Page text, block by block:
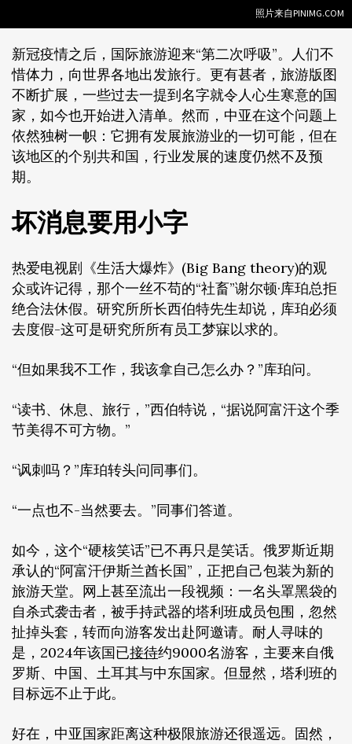
照片来自PINIMG.COM
新冠疫情之后，国际旅游迎来“第二次呼吸”。人们不
惜体力，向世界各地出发旅行。更有甚者，旅游版图
不断扩展，一些过去一提到名字就令人心生寒意的国
家，如今也开始进入清单。然而，中亚在这个问题上
依然独树一帜：它拥有发展旅游业的一切可能，但在
该地区的个别共和国，行业发展的速度仍然不及预
期。
坏消息要用小字
热爱电视剧《生活大爆炸》(Big Bang theory)的观
众或许记得，那个一丝不苟的“社畜”谢尔顿·库珀总拒
绝合法休假。研究所所长西伯特先生却说，库珀必须
去度假-这可是研究所所有员工梦寐以求的。
“但如果我不工作，我该拿自己怎么办？”库珀问。
“读书、休息、旅行，”西伯特说，“据说阿富汗这个季
节美得不可方物。”
“讽刺吗？”库珀转头问同事们。
“一点也不-当然要去。”同事们答道。
如今，这个“硬核笑话”已不再只是笑话。俄罗斯近期
承认的“阿富汗伊斯兰酋长国”，正把自己包装为新的
旅游天堂。网上甚至流出一段视频：一名头罩黑袋的
自杀式袭击者，被手持武器的塔利班成员包围，忽然
扯掉头套，转而向游客发出赴阿邀请。耐人寻味的
是，2024年该国已接待约9000名游客，主要来自俄
罗斯、中国、土耳其与中东国家。但显然，塔利班的
目标远不止于此。
好在，中亚国家距离这种极限旅游还很遥远。固然，